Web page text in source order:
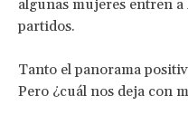
algunas mujeres entren a
partidos.
Tanto el panorama
Pero ¿cuál nos deja con